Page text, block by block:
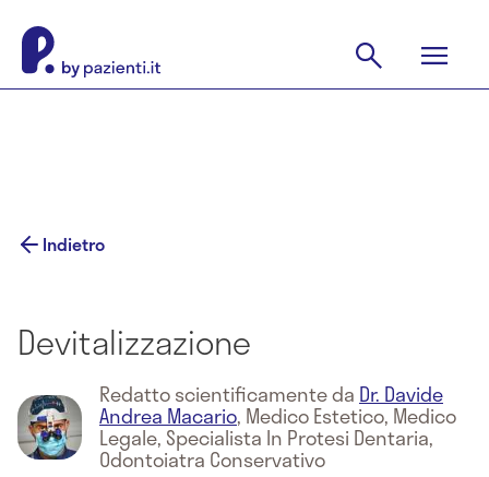
Indietro
Devitalizzazione
Redatto scientificamente da Dr. Davide
Andrea Macario, Medico Estetico, Medico
Legale, Specialista In Protesi Dentaria,
Odontoiatra Conservativo